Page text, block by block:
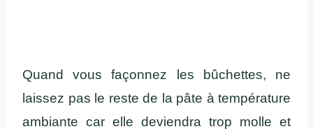
Quand vous façonnez les bûchettes, ne
laissez pas le reste de la pâte à température
ambiante car elle deviendra trop molle et